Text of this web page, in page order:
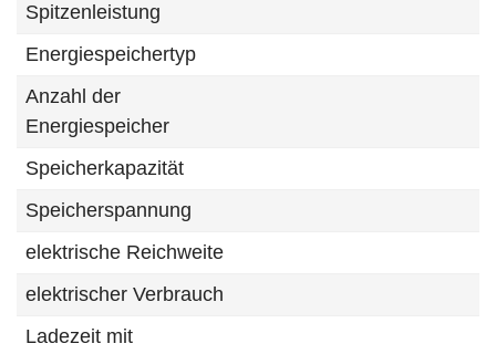
Spitzenleistung
Energiespeichertyp
Anzahl der
Energiespeicher
Speicherkapazität
Speicherspannung
elektrische Reichweite
elektrischer Verbrauch
Ladezeit mit